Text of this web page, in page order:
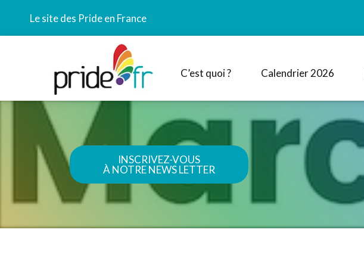
Le site des Pride en France
C’est quoi ? Calendrier 2026
INSCRIVEZ-VOUS
À NOTRE NEWS LETTER